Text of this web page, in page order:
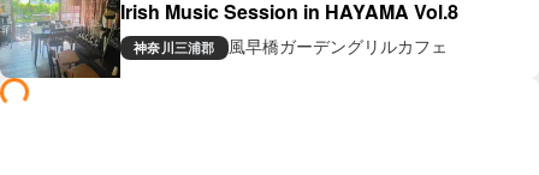
Irish Music Session in HAYAMA Vol.8
神奈川三浦郡 風早橋ガーデングリルカフェ